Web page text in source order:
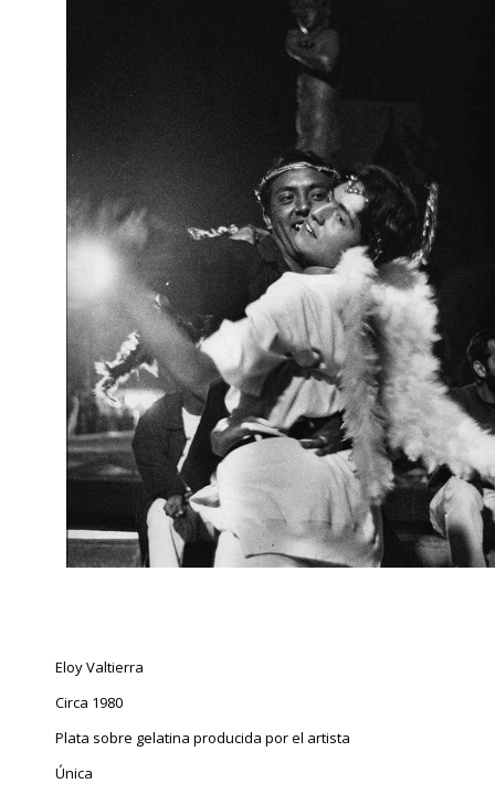
Eloy Valtierra
Circa 1980
Plata sobre gelatina producida por el artista
Única